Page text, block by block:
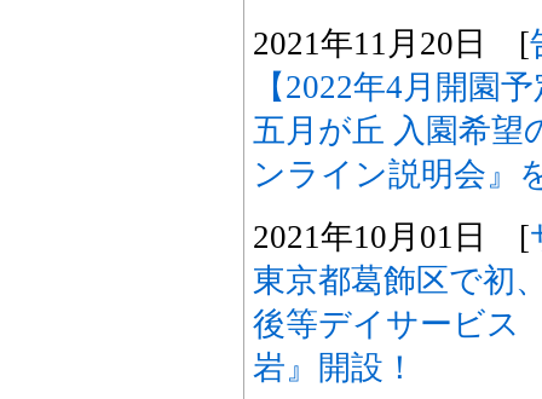
2021年11月20日 [
【2022年4月開園
五月が丘 入園希望
ンライン説明会』
2021年10月01日 [
東京都葛飾区で初
後等デイサービス
岩』開設！